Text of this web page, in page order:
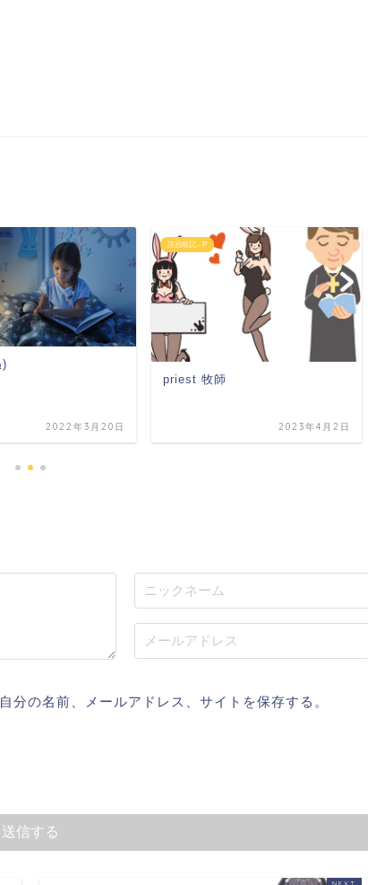
)
2022年3月20日
語呂暗記 - P
priest 牧師
2023年4月2日
分の名前、メールアドレス、サイトを保存する。